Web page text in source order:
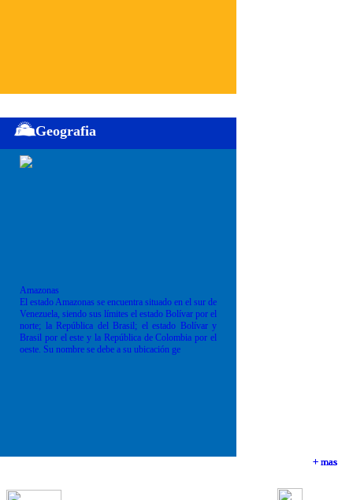
+ mas
+ mas
+ mas
Geografia
Amazonas
El estado Amazonas se encuentra situado en el sur de
Venezuela, siendo sus límites el estado Bolívar por el
norte; la República del Brasil; el estado Bolívar y
Brasil por el este y la República de Colombia por el
oeste. Su nombre se debe a su ubicación ge
+ mas